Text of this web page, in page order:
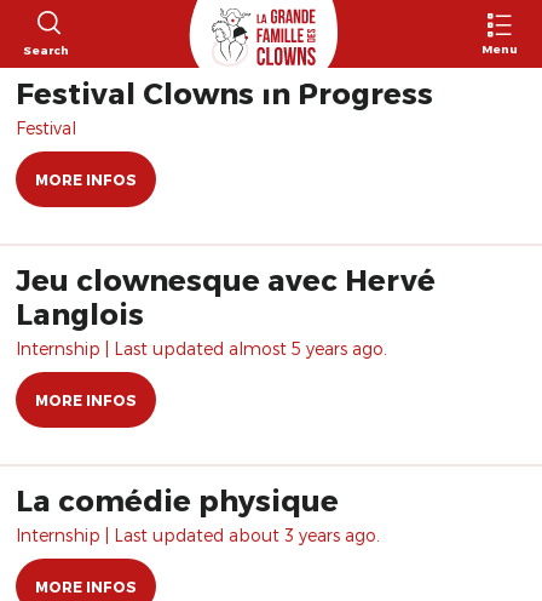
Search Menu
Festival Clowns in Progress
Festival
MORE INFOS
Jeu clownesque avec Hervé
Langlois
Internship | Last updated almost 5 years ago.
MORE INFOS
La comédie physique
Internship | Last updated about 3 years ago.
MORE INFOS